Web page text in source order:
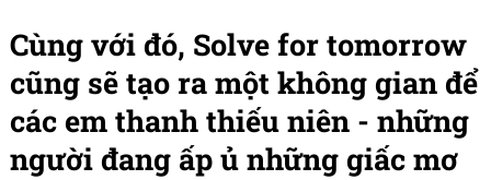
Cùng với đó, Solve for tomorrow
cũng sẽ tạo ra một không gian để
các em thanh thiếu niên - những
người đang ấp ủ những giấc mơ